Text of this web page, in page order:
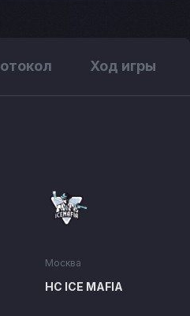
Ход игры
Москва
HC ICE MAFIA